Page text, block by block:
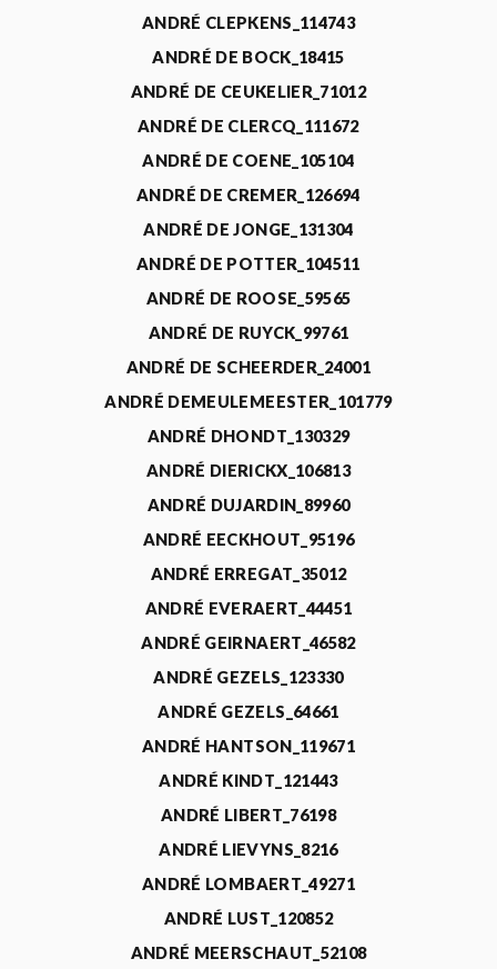
ANDRÉ CLEPKENS_114743
ANDRÉ DE BOCK_18415
ANDRÉ DE CEUKELIER_71012
ANDRÉ DE CLERCQ_111672
ANDRÉ DE COENE_105104
ANDRÉ DE CREMER_126694
ANDRÉ DE JONGE_131304
ANDRÉ DE POTTER_104511
ANDRÉ DE ROOSE_59565
ANDRÉ DE RUYCK_99761
ANDRÉ DE SCHEERDER_24001
ANDRÉ DEMEULEMEESTER_101779
ANDRÉ DHONDT_130329
ANDRÉ DIERICKX_106813
ANDRÉ DUJARDIN_89960
ANDRÉ EECKHOUT_95196
ANDRÉ ERREGAT_35012
ANDRÉ EVERAERT_44451
ANDRÉ GEIRNAERT_46582
ANDRÉ GEZELS_123330
ANDRÉ GEZELS_64661
ANDRÉ HANTSON_119671
ANDRÉ KINDT_121443
ANDRÉ LIBERT_76198
ANDRÉ LIEVYNS_8216
ANDRÉ LOMBAERT_49271
ANDRÉ LUST_120852
ANDRÉ MEERSCHAUT_52108